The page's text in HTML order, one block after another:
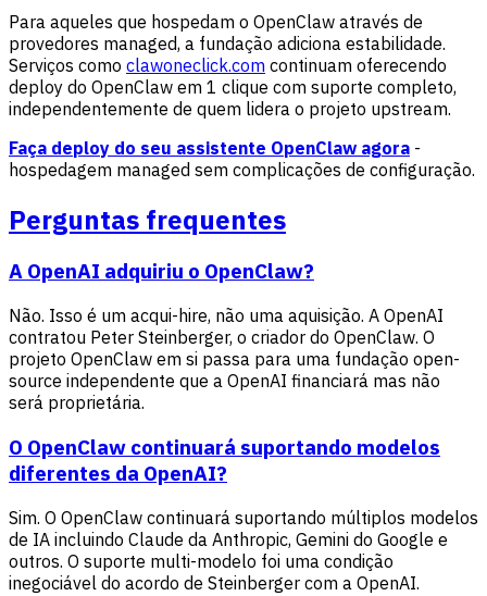
Para aqueles que hospedam o OpenClaw através de
provedores managed, a fundação adiciona estabilidade.
Serviços como clawoneclick.com continuam oferecendo
deploy do OpenClaw em 1 clique com suporte completo,
independentemente de quem lidera o projeto upstream.
Faça deploy do seu assistente OpenClaw agora -
hospedagem managed sem complicações de configuração.
Perguntas frequentes
A OpenAI adquiriu o OpenClaw?
Não. Isso é um acqui-hire, não uma aquisição. A OpenAI
contratou Peter Steinberger, o criador do OpenClaw. O
projeto OpenClaw em si passa para uma fundação open-
source independente que a OpenAI financiará mas não
será proprietária.
O OpenClaw continuará suportando modelos
diferentes da OpenAI?
Sim. O OpenClaw continuará suportando múltiplos modelos
de IA incluindo Claude da Anthropic, Gemini do Google e
outros. O suporte multi-modelo foi uma condição
inegociável do acordo de Steinberger com a OpenAI.